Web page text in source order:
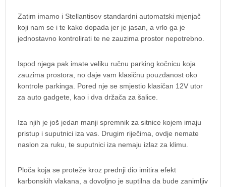
Zatim imamo i Stellantisov standardni automatski mjenjač
koji nam se i te kako dopada jer je jasan, a vrlo ga je
jednostavno kontrolirati te ne zauzima prostor nepotrebno.
Ispod njega pak imate veliku ručnu parking kočnicu koja
zauzima prostora, no daje vam klasičnu pouzdanost oko
kontrole parkinga. Pored nje se smjestio klasičan 12V utor
za auto gadgete, kao i dva držača za šalice.
Iza njih je još jedan manji spremnik za sitnice kojem imaju
pristup i suputnici iza vas. Drugim riječima, ovdje nemate
naslon za ruku, te suputnici iza nemaju izlaz za klimu.
Ploča koja se proteže kroz prednji dio imitira efekt
karbonskih vlakana, a dovoljno je suptilna da bude zanimljiv